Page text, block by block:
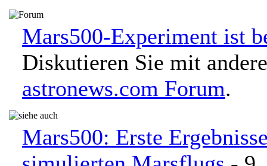
Mars500-Experiment ist
Diskutieren Sie mit
astronews.com Forum.
Mars500: Erste